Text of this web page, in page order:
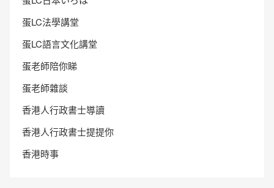
蛋LC法學講堂
蛋LC語言文化講堂
蛋老師陪你睇
蛋老師雜談
香港人行政書士導讀
香港人行政書士提提你
香港時事